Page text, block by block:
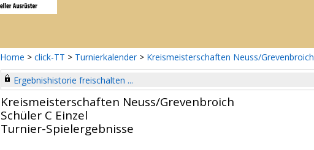
Home > click-TT > Turnierkalender > Kreismeisterschaften Neuss/Grevenbroich
Ergebnishistorie freischalten ...
Kreismeisterschaften Neuss/Grevenbroich
Schüler C Einzel
Turnier-Spielergebnisse